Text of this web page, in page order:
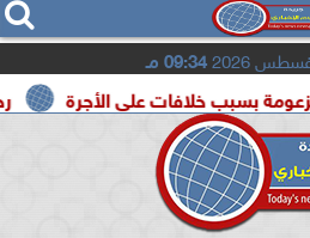
 
09:34 مـ
رحيل على الأجرة